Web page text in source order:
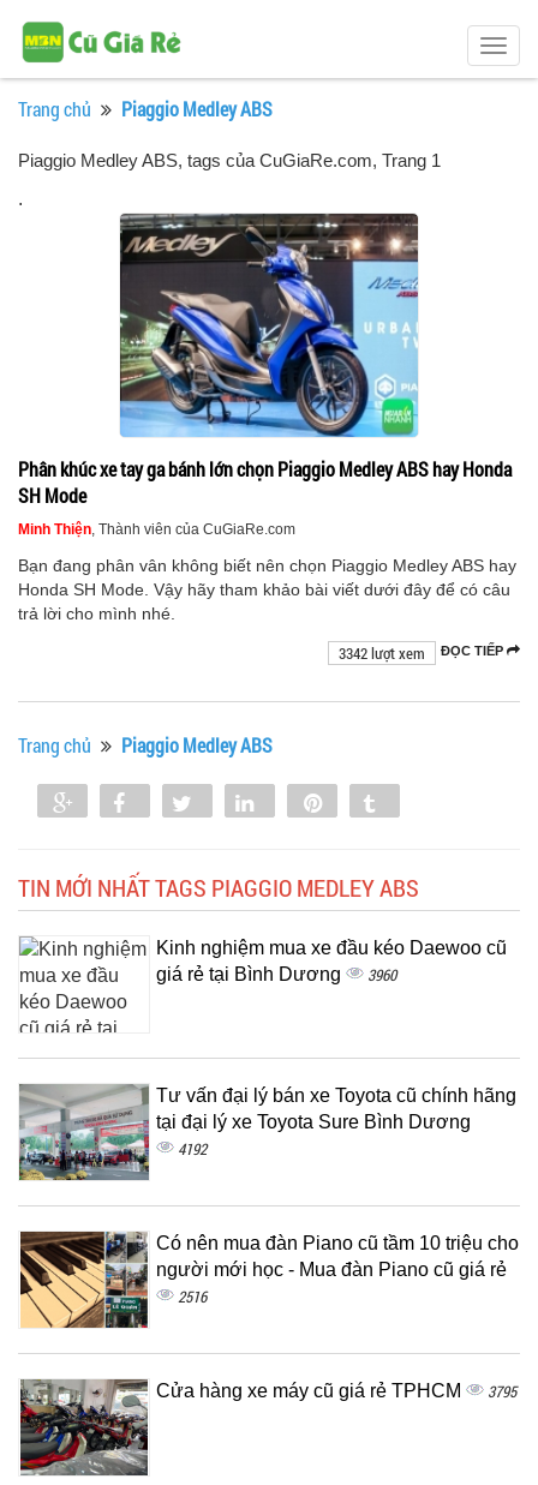
Trang chủ Piaggio Medley ABS
Piaggio Medley ABS, tags của CuGiaRe.com, Trang 1
.
Phân khúc xe tay ga bánh lớn chọn Piaggio Medley ABS hay Honda
SH Mode
Minh Thiện, Thành viên của CuGiaRe.com
Bạn đang phân vân không biết nên chọn Piaggio Medley ABS hay
Honda SH Mode. Vậy hãy tham khảo bài viết dưới đây để có câu
trả lời cho mình nhé.
ĐỌC TIẾP
3342 lượt xem
Trang chủ Piaggio Medley ABS
Share Share Tweet Share
TIN MỚI NHẤT TAGS PIAGGIO MEDLEY ABS
Kinh nghiệm mua xe đầu kéo Daewoo cũ
giá rẻ tại Bình Dương
3960
Tư vấn đại lý bán xe Toyota cũ chính hãng
tại đại lý xe Toyota Sure Bình Dương
4192
Có nên mua đàn Piano cũ tầm 10 triệu cho
người mới học - Mua đàn Piano cũ giá rẻ
2516
Cửa hàng xe máy cũ giá rẻ TPHCM 3795